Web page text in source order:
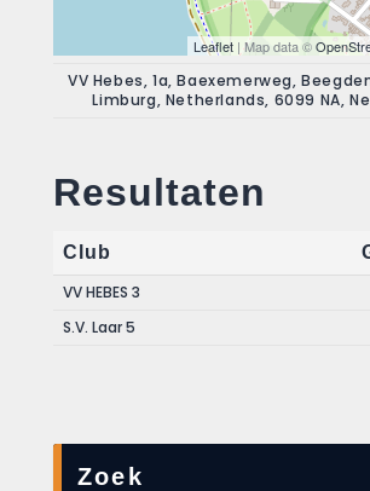
Leaflet | Map data ©
VV Hebes, 1a, Baexemerweg,
Limburg, Netherlands, 6099 NA,
Resultaten
Club
VV HEBES 3
S.V. Laar 5
Zoek